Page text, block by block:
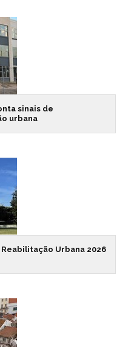
sinais de
urbana
Urbana 2026